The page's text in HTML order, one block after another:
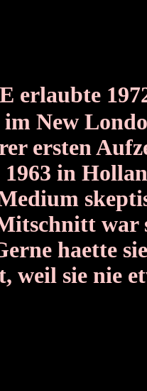
erlaubte
im New
ersten
1963 in
war
haette
weil sie nie